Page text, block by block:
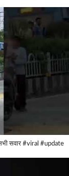
सभी सवार #viral #update